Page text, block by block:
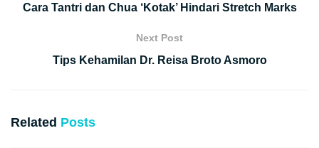
Cara Tantri dan Chua ‘Kotak’ Hindari Stretch Marks
Next Post
Tips Kehamilan Dr. Reisa Broto Asmoro
Related Posts